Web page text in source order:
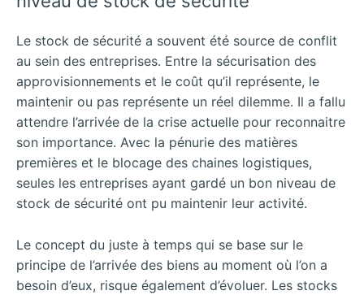
Le stock de sécurité a souvent été source de conflit
au sein des entreprises. Entre la sécurisation des
approvisionnements et le coût qu’il représente, le
maintenir ou pas représente un réel dilemme. Il a fallu
attendre l’arrivée de la crise actuelle pour reconnaitre
son importance. Avec la pénurie des matières
premières et le blocage des chaines logistiques,
seules les entreprises ayant gardé un bon niveau de
stock de sécurité ont pu maintenir leur activité.
Le concept du juste à temps qui se base sur le
principe de l’arrivée des biens au moment où l’on a
besoin d’eux, risque également d’évoluer. Les stocks